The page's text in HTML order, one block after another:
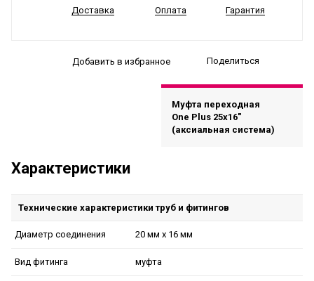
Доставка Оплата Гарантия
Добавить в избранное Поделиться
Муфта переходная
One Plus 25x16"
(аксиальная система)
Характеристики
Технические характеристики труб и фитингов
Диаметр соединения 20 мм x 16 мм
Вид фитинга муфта